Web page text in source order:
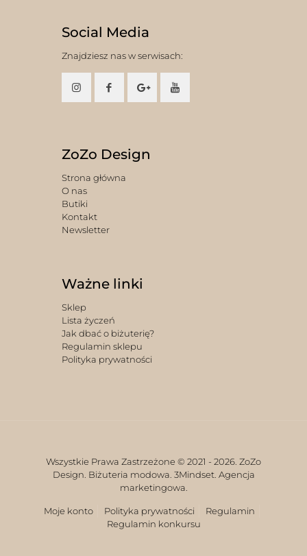
Social Media
Znajdziesz nas w serwisach:
ZoZo Design
Strona główna
O nas
Butiki
Kontakt
Newsletter
Ważne linki
Sklep
Lista życzeń
Jak dbać o biżuterię?
Regulamin sklepu
Polityka prywatności
Wszystkie Prawa Zastrzeżone © 2021 - 2026. ZoZo
Design. Biżuteria modowa. 3Mindset. Agencja
marketingowa.
Moje konto Polityka prywatności
Regulamin
Regulamin konkursu